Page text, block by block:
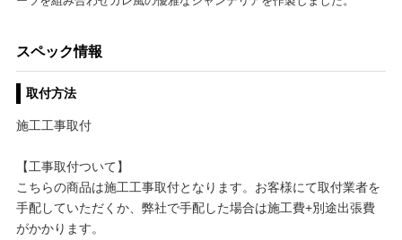
スペック情報
取付方法
施工工事取付
【工事取付ついて】
こちらの商品は施工工事取付となります。お客様にて取付業者を
手配していただくか、弊社で手配した場合は施工費+別途出張費
がかかります。